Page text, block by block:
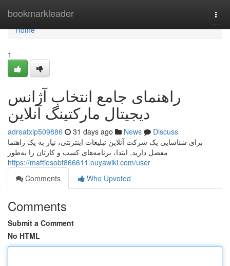
bookmarkleader
Home
Home
1
راهنمای جامع انتخاب آژانس
دیجیتال مارکتینگ آنلاین
adreatxlp509886 31 days ago News
Discuss
برای شناسایی یک شرکت آنلاین تبلیغات اینترنتی، نیاز به یک راهنما
مفصل دارید. ابتدا، برنامه‌های کسب و کارتان را به‌طور
https://mattiesobt866611.ouyawiki.com/user
Comments
Who Upvoted
Comments
Submit a Comment
No HTML